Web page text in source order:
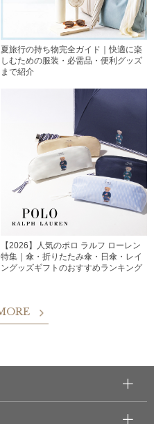
夏旅行の持ち物完全ガイド｜快適に楽
しむための服装・必需品・便利グッズ
まで紹介
【2026】人気のポロ ラルフ ローレン
特集｜傘・折りたたみ傘・日傘・レイ
ングッズギフトのおすすめランキング